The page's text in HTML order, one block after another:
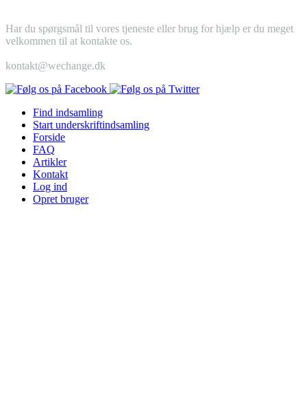
Har du spørgsmål til vores tjeneste eller brug for hjælp er du meget
velkommen til at kontakte os.
kontakt@wechange.dk
Find indsamling
Start underskriftindsamling
Forside
FAQ
Artikler
Kontakt
Log ind
Opret bruger